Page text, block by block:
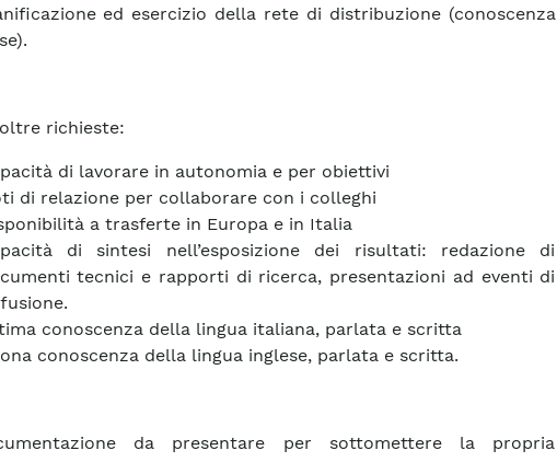
ed esercizio della rete di distribuzione (conoscenza
richieste:
di lavorare in autonomia e per obiettivi
di relazione per collaborare con i colleghi
a trasferte in Europa e in Italia
di sintesi nell’esposizione dei risultati: redazione di
tecnici e rapporti di ricerca, presentazioni ad eventi di
conoscenza della lingua italiana, parlata e scritta
conoscenza della lingua inglese, parlata e scritta.
da presentare per sottomettere la propria